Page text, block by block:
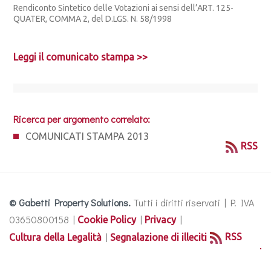
Rendiconto Sintetico delle Votazioni ai sensi dell’ART. 125-
QUATER, COMMA 2, del D.LGS. N. 58/1998
Leggi il comunicato stampa >>
Ricerca per argomento correlato:
COMUNICATI STAMPA 2013
RSS
© Gabetti Property Solutions. Tutti i diritti riservati | P. IVA
03650800158 | Cookie Policy| Privacy|
Cultura della Legalità | Segnalazione di illeciti RSS